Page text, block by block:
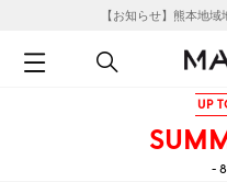
【お知らせ】熊本地
UP
-